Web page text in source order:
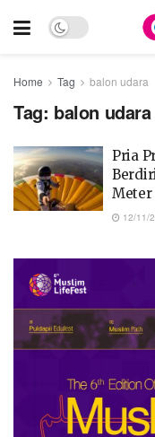
Home Tag balon udara
Tag: balon udara
Pria
Meter
12/11/